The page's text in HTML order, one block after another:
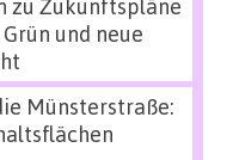
zu Zukunftspläne
und neue
Münsterstraße: